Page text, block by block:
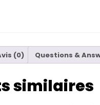
(0) Questions &
similaires